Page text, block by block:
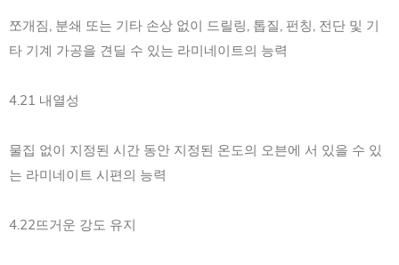
쪼개짐, 분쇄 또는 기타 손상 없이 드릴링, 톱질, 펀칭, 전단 및 기
타 기계 가공을 견딜 수 있는 라미네이트의 능력
4.21 내열성
물집 없이 지정된 시간 동안 지정된 온도의 오븐에 서 있을 수 있
는 라미네이트 시편의 능력
4.22뜨거운 강도 유지